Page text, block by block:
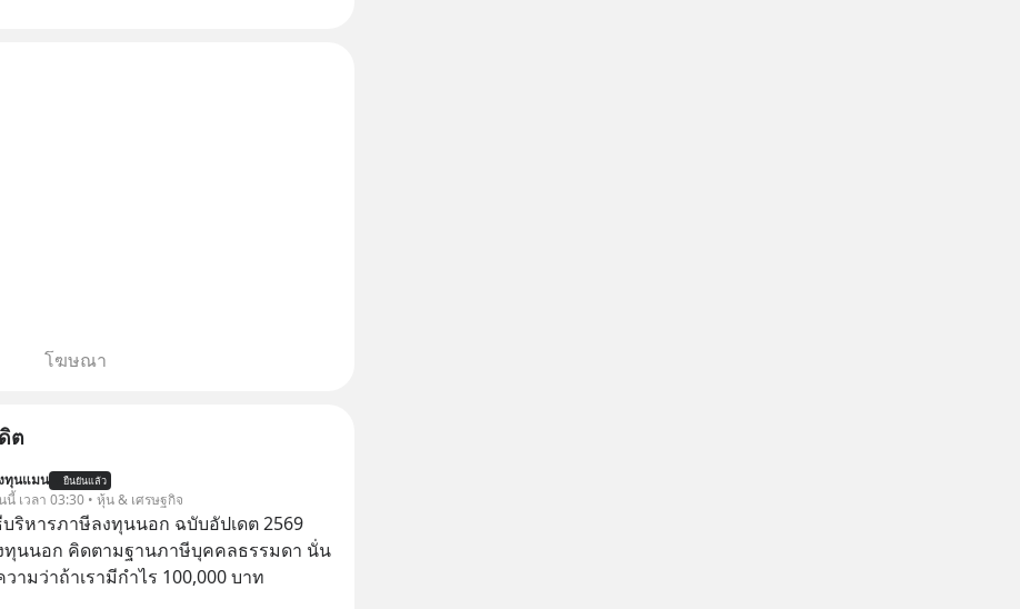
โฆษณา
ต
ทุนแมน ยืนยันแล้ว
นี้ เวลา 03:30 • หุ้น & เศรษฐกิจ
ริหารภาษีลงทุนนอก ฉบับอัปเดต 2569
ทุนนอก คิดตามฐานภาษีบุคคลธรรมดา นั่น
ามว่าถ้าเรามีกำไร 100,000 บาท